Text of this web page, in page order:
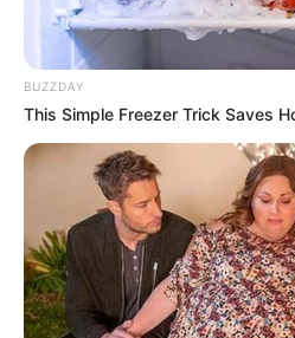
BUZZDAY
This Simple Freezer Trick Saves